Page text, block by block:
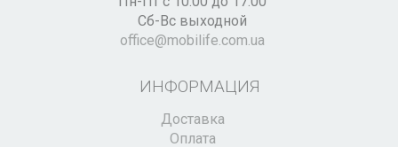
Сб-Вс выходной
office@mobilife.com.ua
ИНФОРМАЦИЯ
Доставка
Оплата